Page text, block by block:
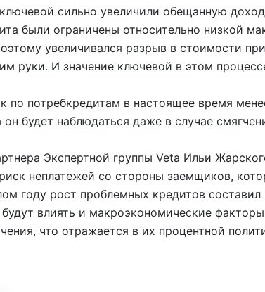
сильно увеличили обещанную
были ограничены относительно низкой
увеличивался разрыв в стоимости
руки. И значение ключевой в этом
по потребкредитам в настоящее время
будет наблюдаться даже в случае
Экспертной группы Veta Ильи
неплатежей со стороны заемщиков,
году рост проблемных кредитов составил
влиять и макроэкономические
что отражается в их процентной